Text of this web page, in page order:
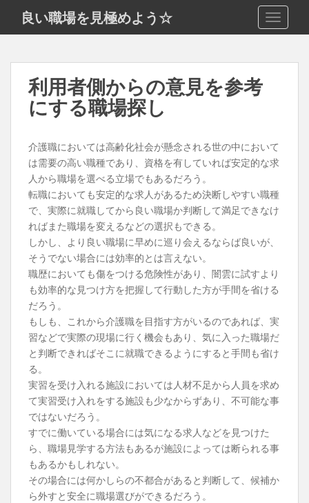
i
良い職場を見極めよう☆
利用者側からの意見を参考
にする職場探し
介護職においては高齢化社会が懸念される世の中において
は需要の高い職種であり、資格を有していれば安定的な求
人から職場を選べる立場でもあるだろう。
転職においても安定的な求人があるため決断しやすい職種
で、実際に就職してから良い職場か判断して満足できなけ
ればまた職場を変えるなどの選択もできる。
しかし、より良い職場に早めに巡り会えるならば良いが、
そうでない場合には効率的とは言えない。
職歴においても傷をつける危険性があり、闇雲に試すより
も効率的な見つけ方を把握して行動した方が手間を省ける
だろう。
もしも、これから介護職を目指す方がいるのであれば、実
習などで実際の現場に行く機会もあり、気に入った職場だ
と判断できればそこに就職できるようにすると手間も省け
る。
実習を受け入れる施設においては人材不足から人員を求め
て実習受け入れをする施設も少なからずあり、不可能な事
ではないだろう。
すでに働いている場合には気になる求人などを見つけた
ら、職場見学する方法もあるが施設によっては断られる事
もあるかもしれない。
その場合には何かしらの不都合があると判断して、候補か
ら外すと安全に職場選びができるだろう。